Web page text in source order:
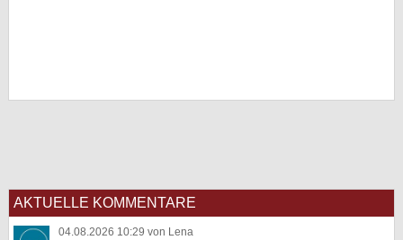
AKTUELLE KOMMENTARE
04.08.2026 10:29 von Lena